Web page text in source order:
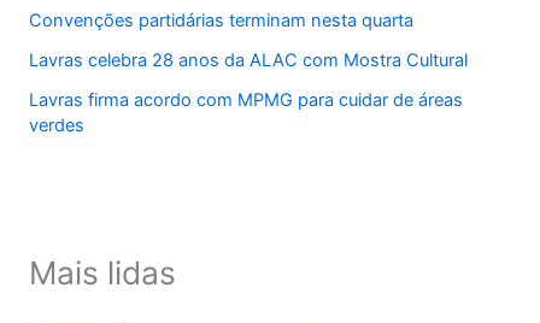
Convenções partidárias terminam nesta quarta
Lavras celebra 28 anos da ALAC com Mostra Cultural
Lavras firma acordo com MPMG para cuidar de áreas
verdes
Mais lidas